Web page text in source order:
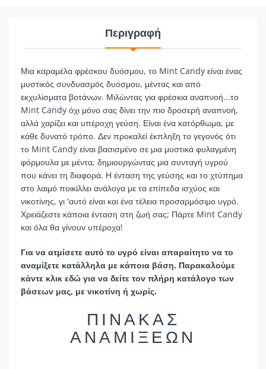
Περιγραφή
Μια καραμέλα φρέσκου δυόσμου, το Mint Candy είναι ένας
μυστικός συνδυασμός δυόσμου, μέντας και από
εκχυλίσματα βοτάνων. Μιλώντας για φρέσκια αναπνοή...το
Mint Candy όχι μόνο σας δίνει την πιο δροσερή αναπνοή,
αλλά χαρίζει και υπέροχη γεύση. Είναι ένα κατόρθωμα, με
κάθε δυνατό τρόπο. Δεν προκαλεί έκπληξη το γεγονός ότι
το Mint Candy είναι βασισμένο σε μια μυστικά φυλαγμένη
φόρμουλα με μέντα, δημιουργώντας μια συνταγή υγρού
που κάνει τη διαφορά. Η ένταση της γεύσης και το χτύπημα
στο λαιμό ποικίλλει ανάλογα με τα επίπεδα ισχύος και
νικοτίνης, γι 'αυτό είναι και ένα τέλεια προσαρμόσιμο υγρό.
Χρειάζεστε κάποια ένταση στη ζωή σας; Πάρτε Mint Candy
και όλα θα γίνουν υπέροχα!
Για να ατμίσετε αυτό το υγρό είναι απαραίτητο να το
αναμίξετε κατάλληλα με κάποια βάση. Παρακαλούμε
κάντε κλικ εδώ για να δείτε τον πλήρη κατάλογο των
βάσεων μας, με νικοτίνη ή χωρίς.
ΠΙΝΑΚΑΣ
ΑΝΑΜΙΞΕΩΝ